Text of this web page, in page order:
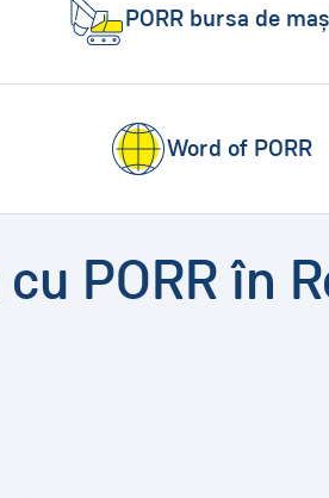
PORR bursa de
Word of PORR
PORR în